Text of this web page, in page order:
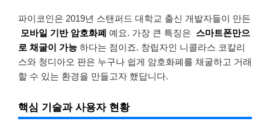
파이코인은 2019년 스탠퍼드 대학교 출신 개발자들이 만든
모바일 기반 암호화폐 예요. 가장 큰 특징은 스마트폰만으
로 채굴이 가능 하다는 점이죠. 창립자인 니콜라스 코칼리
스와 청디아오 판은 누구나 쉽게 암호화폐를 채굴하고 거래
할 수 있는 환경을 만들고자 했답니다.
핵심 기술과 사용자 현황